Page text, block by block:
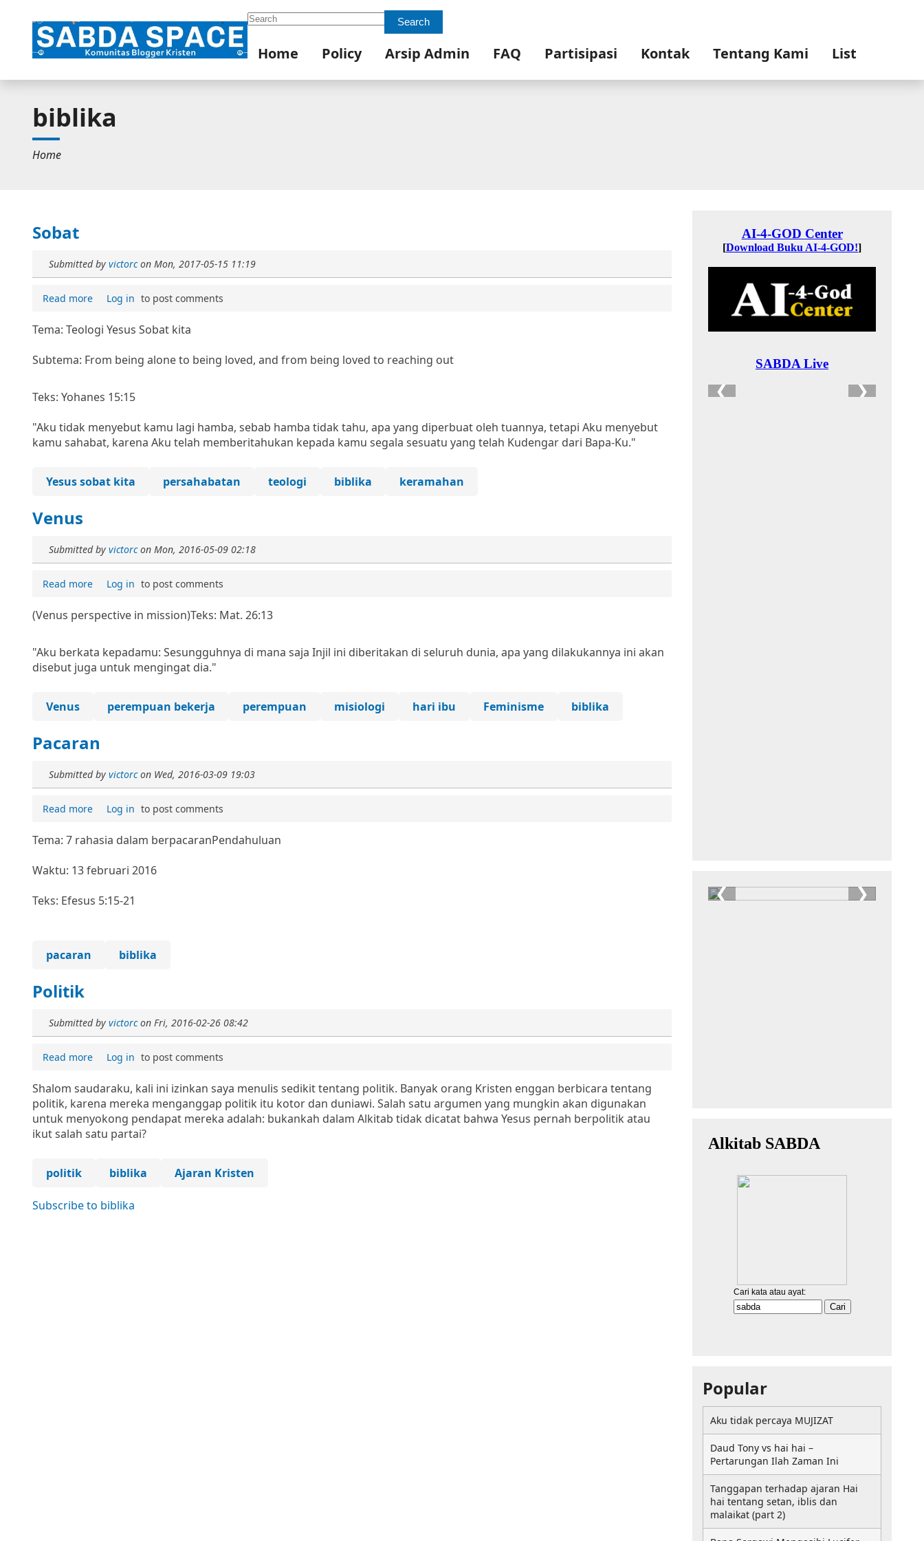
Search Search
Home Policy Arsip Admin FAQ Partisipasi Kontak Tentang Kami List
biblika
Home
Sobat
Submitted by victorcon Mon, 2017-05-15 11:19
Read more Log in to post comments
Tema: Teologi Yesus Sobat kita
Subtema: From being alone to being loved, and from being loved to reaching out
Teks: Yohanes 15:15
"Aku tidak menyebut kamu lagi hamba, sebab hamba tidak tahu, apa yang diperbuat oleh tuannya, tetapi Aku menyebut
kamu sahabat, karena Aku telah memberitahukan kepada kamu segala sesuatu yang telah Kudengar dari Bapa-Ku."
Yesus sobat kita persahabatan teologi biblika keramahan
Venus
Submitted by victorcon Mon, 2016-05-09 02:18
Read more Log in to post comments
(Venus perspective in mission)Teks: Mat. 26:13
"Aku berkata kepadamu: Sesungguhnya di mana saja Injil ini diberitakan di seluruh dunia, apa yang dilakukannya ini akan
disebut juga untuk mengingat dia."
Venus perempuan bekerja perempuan misiologi hari ibu Feminisme biblika
Pacaran
Submitted by victorcon Wed, 2016-03-09 19:03
Read more Log in to post comments
Tema: 7 rahasia dalam berpacaran
Waktu: 13 februari 2016
Teks: Efesus 5:15-21
Pendahuluan
pacaran biblika
Politik
Submitted by victorcon Fri, 2016-02-26 08:42
Read more Log in to post comments
Shalom saudaraku, kali ini izinkan saya menulis sedikit tentang politik. Banyak orang Kristen enggan berbicara tentang
politik, karena mereka menganggap politik itu kotor dan duniawi. Salah satu argumen yang mungkin akan digunakan
untuk menyokong pendapat mereka adalah: bukankah dalam Alkitab tidak dicatat bahwa Yesus pernah berpolitik atau
ikut salah satu partai?
politik biblika Ajaran Kristen
Subscribe to biblika
Popular
Aku tidak percaya MUJIZAT
Daud Tony vs hai hai –
Pertarungan Ilah Zaman Ini
Tanggapan terhadap ajaran Hai
hai tentang setan, iblis dan
malaikat (part 2)